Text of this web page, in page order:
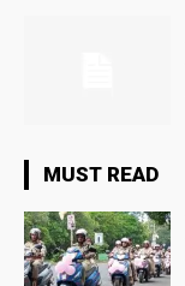
MUST READ